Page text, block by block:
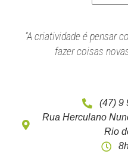
“A criatividade é pensar
fazer coisas
(47) 9
Rua Herculano
Rio